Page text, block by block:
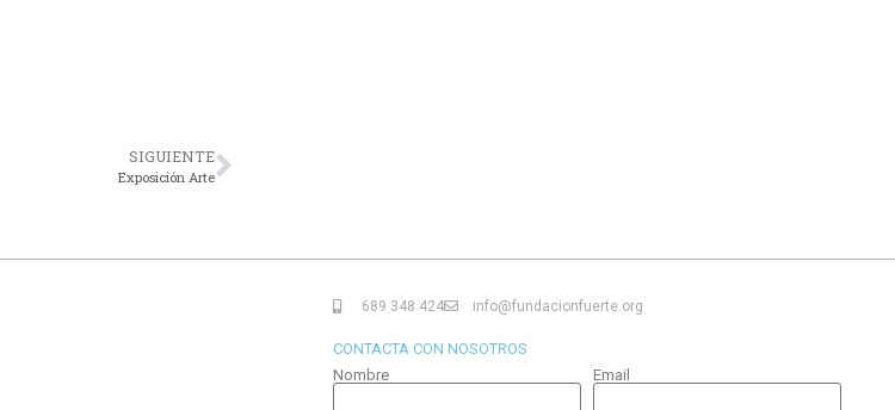
SIGUIENTE
Exposición Arte
689 348 424 info@fundacionfuerte.org
CONTACTA CON NOSOTROS
Nombre
Email